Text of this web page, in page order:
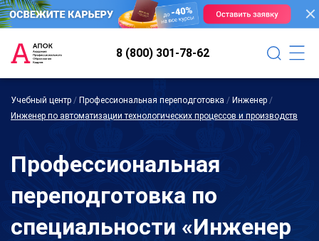
8 (800) 301-78-62
Учебный центр / Профессиональная переподготовка / Инженер /
Инженер по автоматизации технологических процессов и производств
Профессиональная
переподготовка по
специальности «Инженер